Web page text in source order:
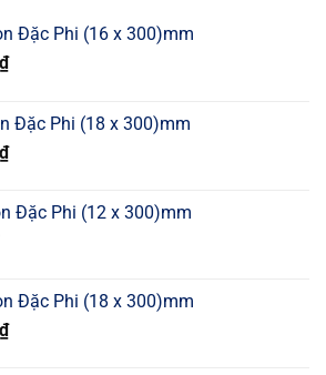
Đặc Phi (16 x 300)mm
₫
Đặc Phi (18 x 300)mm
₫
Đặc Phi (12 x 300)mm
Đặc Phi (18 x 300)mm
₫